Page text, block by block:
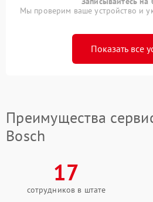
Мы проверим ваше устройство и
Показать все
Преимущества
Bosch
17
сотрудников в штате